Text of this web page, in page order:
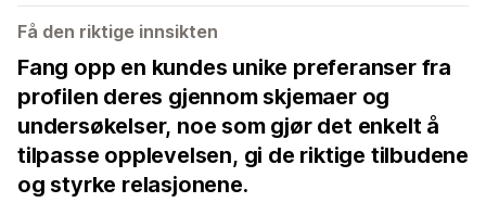
Få den riktige innsikten
Fang opp en kundes unike preferanser fra
profilen deres gjennom skjemaer og
undersøkelser, noe som gjør det enkelt å
tilpasse opplevelsen, gi de riktige tilbudene
og styrke relasjonene.